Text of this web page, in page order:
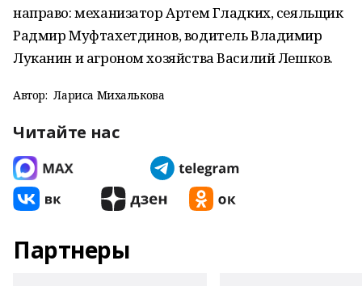
направо: механизатор Артем Гладких, сеяльщик
Радмир Муфтахетдинов, водитель Владимир
Луканин и агроном хозяйства Василий Лешков.
Автор: Лариса Михалькова
Читайте нас
Партнеры